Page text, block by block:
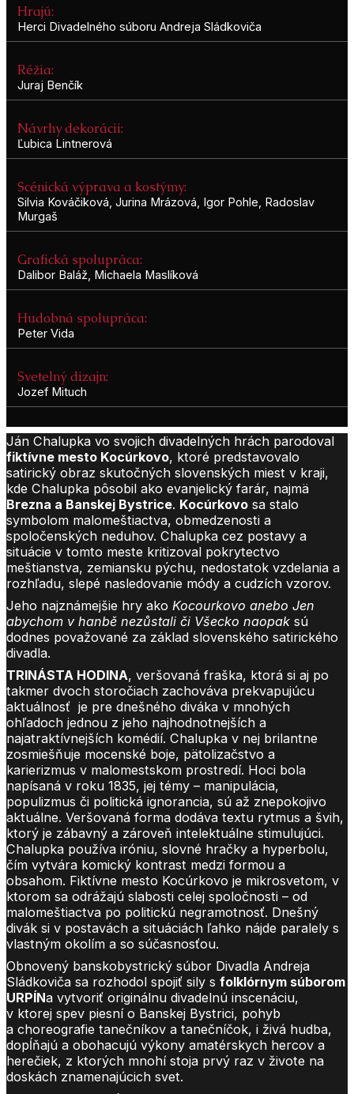
Hrajú:
Herci Divadelného súboru Andreja Sládkoviča
Réžia:
Juraj Benčík
Návrhy dekorácii:
Ľubica Lintnerová
Scénická výprava a kostýmy:
Silvia Kováčiková, Jurina Mrázová, Igor Pohle, Radoslav
Murgaš
Grafická spolupráca:
Dalibor Baláž, Michaela Maslíková
Hudobná spolupráca:
Peter Vida
Svetelný dizajn:
Jozef Mituch
Ján Chalupka vo svojich divadelných hrách parodoval
fiktívne mesto Kocúrkovo, ktoré predstavovalo
satirický obraz skutočných slovenských miest v kraji,
kde Chalupka pôsobil ako evanjelický farár, najmä
Brezna a Banskej Bystrice. Kocúrkovo sa stalo
symbolom malomeštiactva, obmedzenosti a
spoločenských neduhov. Chalupka cez postavy a
situácie v tomto meste kritizoval pokrytectvo
meštianstva, zemiansku pýchu, nedostatok vzdelania a
rozhľadu, slepé nasledovanie módy a cudzích vzorov.
Jeho najznámejšie hry ako Kocourkovo anebo Jen
abychom v hanbě nezůstali či Všecko naopak sú
dodnes považované za základ slovenského satirického
divadla.
TRINÁSTA HODINA, veršovaná fraška, ktorá si aj po
takmer dvoch storočiach zachováva prekvapujúcu
aktuálnosť je pre dnešného diváka v mnohých
ohľadoch jednou z jeho najhodnotnejších a
najatraktívnejších komédií. Chalupka v nej brilantne
zosmiešňuje mocenské boje, pätolizačstvo a
karierizmus v malomestskom prostredí. Hoci bola
napísaná v roku 1835, jej témy – manipulácia,
populizmus či politická ignorancia, sú až znepokojivo
aktuálne. Veršovaná forma dodáva textu rytmus a švih,
ktorý je zábavný a zároveň intelektuálne stimulujúci.
Chalupka používa iróniu, slovné hračky a hyperbolu,
čím vytvára komický kontrast medzi formou a
obsahom. Fiktívne mesto Kocúrkovo je mikrosvetom, v
ktorom sa odrážajú slabosti celej spoločnosti – od
malomeštiactva po politickú negramotnosť. Dnešný
divák si v postavách a situáciách ľahko nájde paralely s
vlastným okolím a so súčasnosťou.
Obnovený banskobystrický súbor Divadla Andreja
Sládkoviča sa rozhodol spojiť sily s folklórnym súborom
URPÍNa vytvoriť originálnu divadelnú inscenáciu,
v ktorej spev piesní o Banskej Bystrici, pohyb
a choreografie tanečníkov a tanečníčok, i živá hudba,
dopĺňajú a obohacujú výkony amatérskych hercov a
herečiek, z ktorých mnohí stoja prvý raz v živote na
doskách znamenajúcich svet.